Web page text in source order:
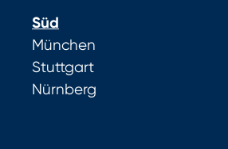
Süd
München
Stuttgart
Nürnberg